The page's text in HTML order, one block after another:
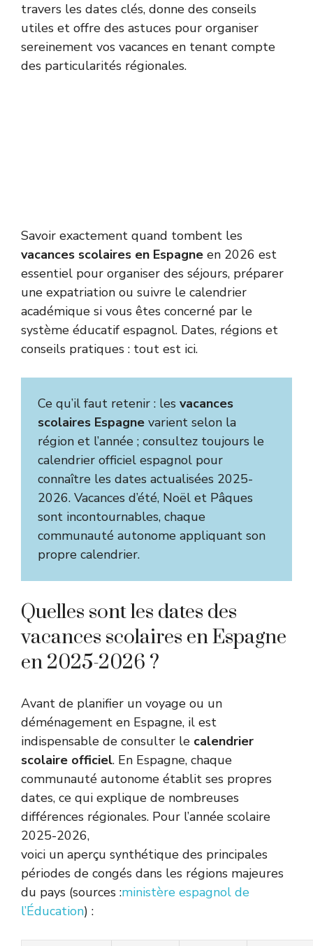
travers les dates clés, donne des conseils
utiles et offre des astuces pour organiser
sereinement vos vacances en tenant compte
des particularités régionales.
Savoir exactement quand tombent les
vacances scolaires en Espagne en 2026 est
essentiel pour organiser des séjours, préparer
une expatriation ou suivre le calendrier
académique si vous êtes concerné par le
système éducatif espagnol. Dates, régions et
conseils pratiques : tout est ici.
Ce qu’il faut retenir : les vacances
scolaires Espagne varient selon la
région et l’année ; consultez toujours le
calendrier officiel espagnol pour
connaître les dates actualisées 2025-
2026. Vacances d’été, Noël et Pâques
sont incontournables, chaque
communauté autonome appliquant son
propre calendrier.
Quelles sont les dates des
vacances scolaires en Espagne
en 2025-2026 ?
Avant de planifier un voyage ou un
déménagement en Espagne, il est
indispensable de consulter le calendrier
scolaire officiel. En Espagne, chaque
communauté autonome établit ses propres
dates, ce qui explique de nombreuses
différences régionales. Pour l’année scolaire
2025-2026,
voici un aperçu synthétique des principales
périodes de congés dans les régions majeures
du pays (sources :ministère espagnol de
l’Éducation) :